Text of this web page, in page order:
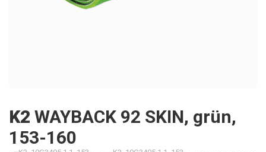
K2 WAYBACK 92 SKIN, grün,
153-160